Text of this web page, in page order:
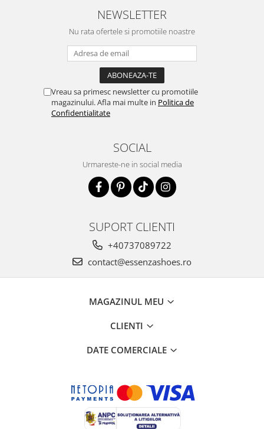
NEWSLETTER
Nu rata ofertele si promotiile noastre
Vreau sa primesc newsletter cu promotiile
magazinului. Afla mai multe in Politica de
Confidentialitate
SOCIAL
Urmareste-ne in social media
SUPORT CLIENTI
+40737089722
contact@essenzashoes.ro
MAGAZINUL MEU
CLIENTI
DATE COMERCIALE